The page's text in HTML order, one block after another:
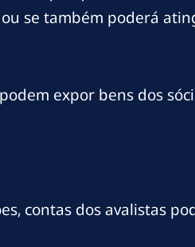
se também poderá
expor bens dos
contas dos avalistas